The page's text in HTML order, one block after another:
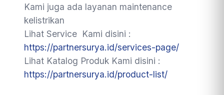
Kami juga ada layanan maintenance
kelistrikan
Lihat Service Kami disini :
https://partnersurya.id/services-page/
Lihat Katalog Produk Kami disini :
https://partnersurya.id/product-list/